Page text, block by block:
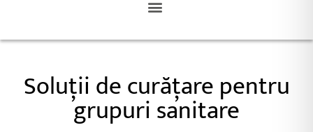
Soluții de curățare pentru
grupuri sanitare